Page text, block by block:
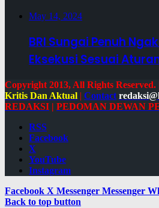
May 14, 2024
BRI Sungai Penuh
Eksekusi Sesuai
Copyright 2013, All Rights
Kritis Dan Aktual | Contact
REDAKSI | PEDOMAN DEWAN
RSS
Facebook
X
YouTube
Instagram
Facebook X Messenger Messenger
Back to top button